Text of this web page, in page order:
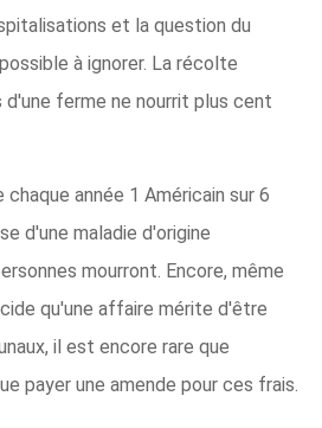
et la question du
à ignorer. La récolte
ferme ne nourrit plus cent
chaque année 1 Américain sur 6
d'une maladie d'origine
mourront. Encore, même
qu'une affaire mérite d'être
il est encore rare que
payer une amende pour ces frais.